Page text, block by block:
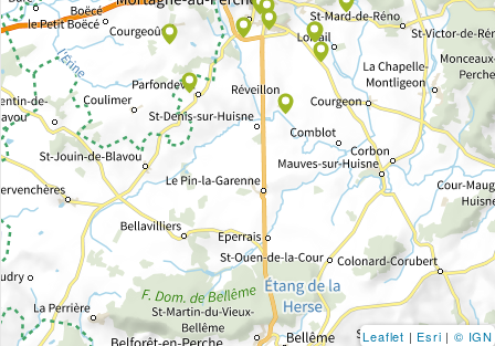
Leaflet | Esri | © IGN